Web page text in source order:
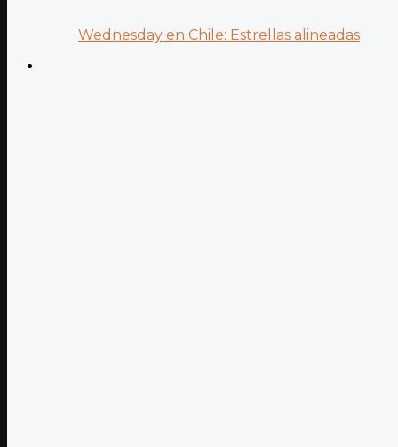
Wednesday en Chile: Estrellas alineadas